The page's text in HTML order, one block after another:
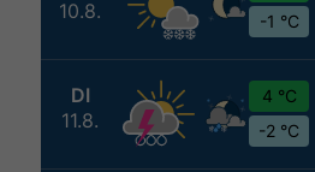
10.8.
-1 °C
DI
11.8.
4 °C
-2 °C